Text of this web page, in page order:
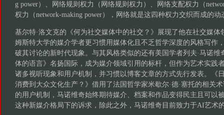
g power）、网络规则权力（网络规则权力）、网络支配权力（
权力（network-making power），网络就是这四种权力交织而成的动
基尔特·洛文克的《何为社交媒体中的社交？》展现了他在社交媒体
姆斯特大学的媒介学者更习惯用媒体化且不乏哲学深度的风格写作
破其讨论的新时代现象。与其风格类似的还有美国学者列夫·马诺维
体的语言》名扬国际，成为媒介领域引用的标杆，但作为艺术实践
诸多视听现象和用户机制，并习惯以博客文章的方式先行发表。《
消费到大众文化生产？》借用了法国哲学家米歇尔·德·塞托的相关
的用户机制，马诺维奇始终期待媒介、档案和作品变得民主且可以
这种新媒介格局下的诉求，除此之外，马诺维奇目前致力于AI艺术